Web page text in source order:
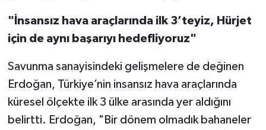
"İnsansız hava araçlarında ilk 3’teyiz, Hürjet
için de aynı başarıyı hedefliyoruz"
Savunma sanayisindeki gelişmelere de değinen
Erdoğan, Türkiye’nin insansız hava araçlarında
küresel ölçekte ilk 3 ülke arasında yer aldığını
belirtti. Erdoğan, "Bir dönem olmadık bahaneler